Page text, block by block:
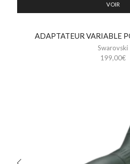
VOIR
ADAPTATEUR VARIABLE
Swarovski
199,00€